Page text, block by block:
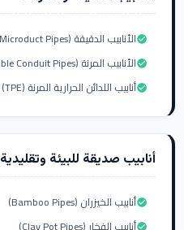
الأنابيب الدقيقة (Microduct Pipes)check_circle
الأنابيب المرنة (Flexible Conduit Pipes)check_circle
أنابيب اللدائن الحرارية المرنة (TPE)check_circle
أنابيب صديقة للبيئة وتقليدية
أنابيب الخيزران (Bamboo Pipes)check_circle
check_circle